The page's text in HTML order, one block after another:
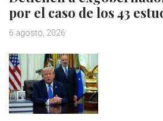
por el caso de los 43
6 agosto, 2026